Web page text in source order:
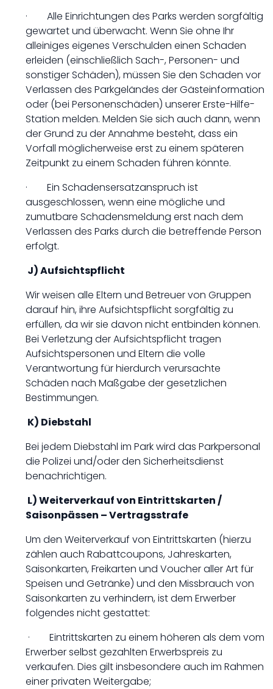
· Alle Einrichtungen des Parks werden sorgfältig
gewartet und überwacht. Wenn Sie ohne Ihr
alleiniges eigenes Verschulden einen Schaden
erleiden (einschließlich Sach-, Personen- und
sonstiger Schäden), müssen Sie den Schaden vor
Verlassen des Parkgeländes der Gästeinformation
oder (bei Personenschäden) unserer Erste-Hilfe-
Station melden. Melden Sie sich auch dann, wenn
der Grund zu der Annahme besteht, dass ein
Vorfall möglicherweise erst zu einem späteren
Zeitpunkt zu einem Schaden führen könnte.
· Ein Schadensersatzanspruch ist
ausgeschlossen, wenn eine mögliche und
zumutbare Schadensmeldung erst nach dem
Verlassen des Parks durch die betreffende Person
erfolgt.
J) Aufsichtspflicht
Wir weisen alle Eltern und Betreuer von Gruppen
darauf hin, ihre Aufsichtspflicht sorgfältig zu
erfüllen, da wir sie davon nicht entbinden können.
Bei Verletzung der Aufsichtspflicht tragen
Aufsichtspersonen und Eltern die volle
Verantwortung für hierdurch verursachte
Schäden nach Maßgabe der gesetzlichen
Bestimmungen.
K) Diebstahl
Bei jedem Diebstahl im Park wird das Parkpersonal
die Polizei und/oder den Sicherheitsdienst
benachrichtigen.
L) Weiterverkauf von Eintrittskarten /
Saisonpässen – Vertragsstrafe
Um den Weiterverkauf von Eintrittskarten (hierzu
zählen auch Rabattcoupons, Jahreskarten,
Saisonkarten, Freikarten und Voucher aller Art für
Speisen und Getränke) und den Missbrauch von
Saisonkarten zu verhindern, ist dem Erwerber
folgendes nicht gestattet:
· Eintrittskarten zu einem höheren als dem vom
Erwerber selbst gezahlten Erwerbspreis zu
verkaufen. Dies gilt insbesondere auch im Rahmen
einer privaten Weitergabe;